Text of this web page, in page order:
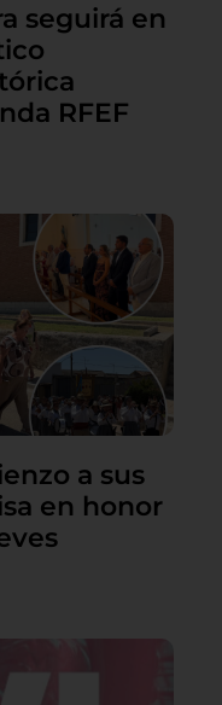
seguirá en
RFEF
a sus
en honor